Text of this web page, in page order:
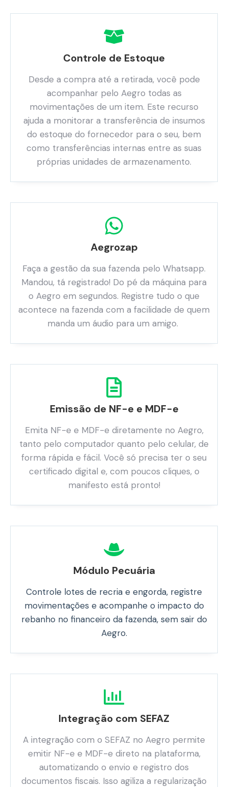
Controle de Estoque
Desde a compra até a retirada, você pode
acompanhar pelo Aegro todas as
movimentações de um item. Este recurso
ajuda a monitorar a transferência de insumos
do estoque do fornecedor para o seu, bem
como transferências internas entre as suas
próprias unidades de armazenamento.
Aegrozap
Faça a gestão da sua fazenda pelo Whatsapp.
Mandou, tá registrado! Do pé da máquina para
o Aegro em segundos. Registre tudo o que
acontece na fazenda com a facilidade de quem
manda um áudio para um amigo.
Emissão de NF-e e MDF-e
Emita NF-e e MDF-e diretamente no Aegro,
tanto pelo computador quanto pelo celular, de
forma rápida e fácil. Você só precisa ter o seu
certificado digital e, com poucos cliques, o
manifesto está pronto!
Módulo Pecuária
Controle lotes de recria e engorda, registre
movimentações e acompanhe o impacto do
rebanho no financeiro da fazenda, sem sair do
Aegro.
Integração com SEFAZ
A integração com o SEFAZ no Aegro permite
emitir NF-e e MDF-e direto na plataforma,
automatizando o envio e registro dos
documentos fiscais. Isso agiliza a regularização